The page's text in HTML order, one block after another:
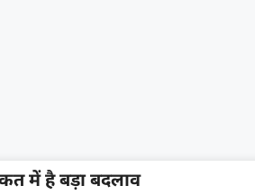
में है बड़ा बदलाव